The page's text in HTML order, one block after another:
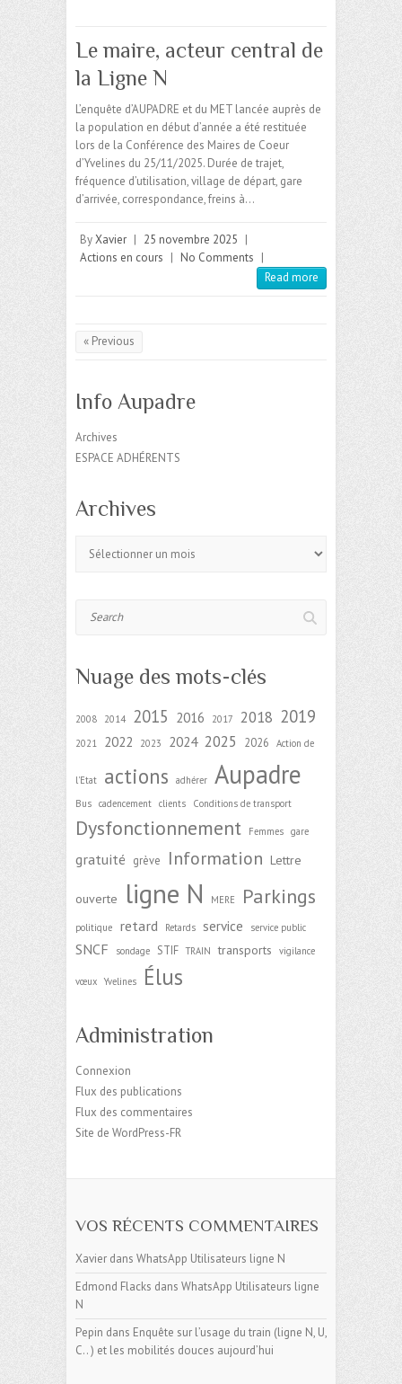
Le maire, acteur central de
la Ligne N
L’enquête d’AUPADRE et du MET lancée auprès de
la population en début d’année a été restituée
lors de la Conférence des Maires de Coeur
d’Yvelines du 25/11/2025. Durée de trajet,
fréquence d’utilisation, village de départ, gare
d’arrivée, correspondance, freins à…
ByXavier | 25 novembre 2025 |
Actions en cours | No Comments |
Read more
« Previous
Info Aupadre
Archives
ESPACE ADHÉRENTS
Archives
Nuage des mots-clés
2008 2014 2015 2016 2017 2018 2019
2021 2022 2023 2024 2025 2026 Action de
l'Etat actions adhérer Aupadre
Bus cadencement clients Conditions de transport
Dysfonctionnement Femmes gare
gratuité grève Information Lettre
ouverte ligne N MERE Parkings
politique retard Retards service service public
SNCF sondage STIF TRAIN transports vigilance
vœux Yvelines Élus
Administration
Connexion
Flux des publications
Flux des commentaires
Site de WordPress-FR
VOS RÉCENTS COMMENTAIRES
Xavier dans WhatsApp Utilisateurs ligne N
Edmond Flacks dans WhatsApp Utilisateurs ligne
N
Pepin dans Enquête sur l’usage du train (ligne N, U,
C.. ) et les mobilités douces aujourd’hui